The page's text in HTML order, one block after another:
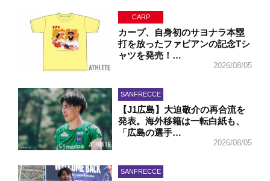
CARP
カープ、自身初のサヨナラ本塁
打を放ったファビアンの記念Tシ
ャツを発売！…
2026/08/05
SANFRECCE
【J1広島】大迫敬介の再合流を
発表。海外移籍は一転白紙も、
「広島の選手…
2026/08/05
SANFRECCE